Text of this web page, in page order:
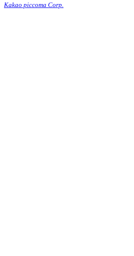
Kakao piccoma Corp.